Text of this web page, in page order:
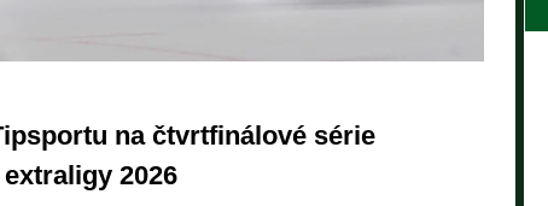
na čtvrtfinálové série
2026